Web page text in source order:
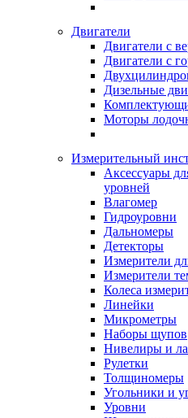
Двигатели
Двигатели с
Двигатели с
Дизельные
Моторы
Измерительный
Аксессуары
уровней
Влагомер
Гидроуровни
Дальномеры
Детекторы
Измерители
Измерители
Колеса
Линейки
Микрометры
Наборы щупов
Нивелиры и
Рулетки
Толщиномеры
Угольники и
Уровни